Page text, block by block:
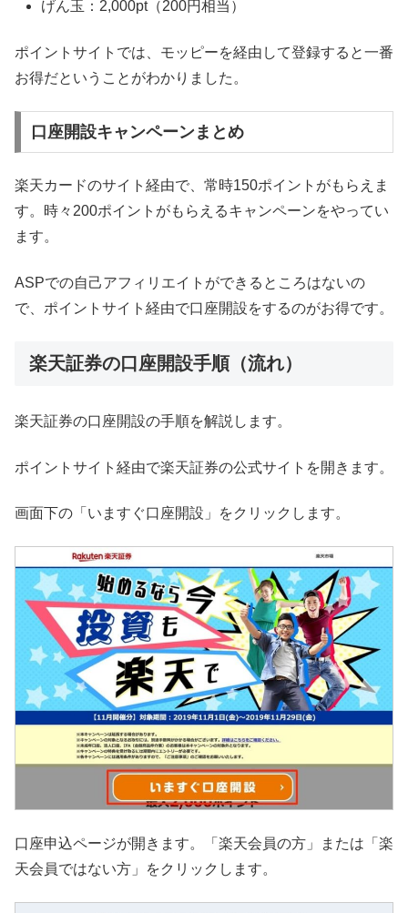
げん玉：2,000pt（200円相当）
ポイントサイトでは、モッピーを経由して登録すると一番
お得だということがわかりました。
口座開設キャンペーンまとめ
楽天カードのサイト経由で、常時150ポイントがもらえま
す。時々200ポイントがもらえるキャンペーンをやってい
ます。
ASPでの自己アフィリエイトができるところはないの
で、ポイントサイト経由で口座開設をするのがお得です。
楽天証券の口座開設手順（流れ）
楽天証券の口座開設の手順を解説します。
ポイントサイト経由で楽天証券の公式サイトを開きます。
画面下の「いますぐ口座開設」をクリックします。
口座申込ページが開きます。「楽天会員の方」または「楽
天会員ではない方」をクリックします。